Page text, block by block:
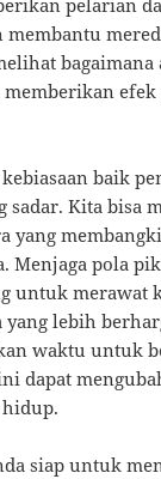
bagaimana
memberikan
baik
sadar. Kita bisa
yang
Menjaga pola
untuk merawat
yang lebih
waktu untuk
dapat
siap untuk